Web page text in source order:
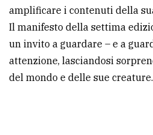
amplificare i contenuti della
Il manifesto della settima
un invito a guardare – e a
attenzione, lasciandosi
del mondo e delle sue creature.